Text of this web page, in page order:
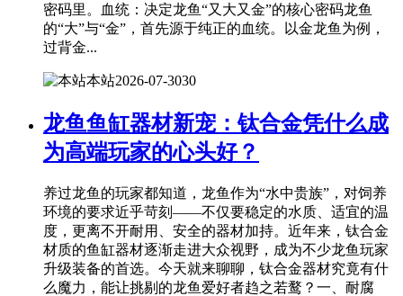
密码里。血统：决定龙鱼“又大又金”的核心密码龙鱼
的“大”与“金”，首先源于纯正的血统。以金龙鱼为例，
过背金...
本站2026-07-3030
龙鱼鱼缸器材新宠：钛合金凭什么成
为高端玩家的心头好？
养过龙鱼的玩家都知道，龙鱼作为“水中贵族”，对饲养
环境的要求近乎苛刻——不仅要稳定的水质、适宜的温
度，更离不开耐用、安全的器材加持。近年来，钛合金
材质的鱼缸器材逐渐走进大众视野，成为不少龙鱼玩家
升级装备的首选。今天就来聊聊，钛合金器材究竟有什
么魔力，能让挑剔的龙鱼爱好者趋之若鹜？一、耐腐